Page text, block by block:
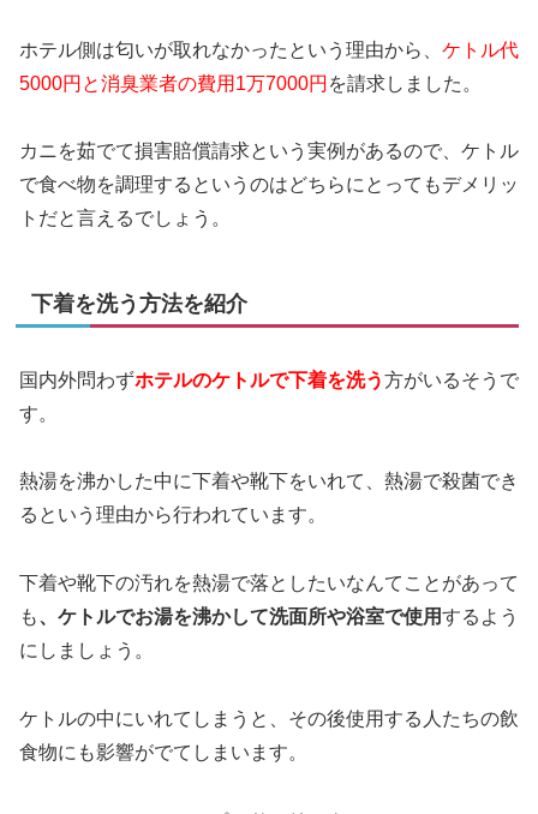
ホテル側は匂いが取れなかったという理由から、 ケトル代
5000円と消臭業者の費用1万7000円 を請求しました。
カニを茹でて損害賠償請求という実例があるので、ケトル
で食べ物を調理するというのはどちらにとってもデメリッ
トだと言えるでしょう。
下着を洗う方法を紹介
国内外問わずホテルのケトルで下着を洗う方がいるそうで
す。
熱湯を沸かした中に下着や靴下をいれて、熱湯で殺菌でき
るという理由から行われています。
下着や靴下の汚れを熱湯で落としたいなんてことがあって
も、ケトルでお湯を沸かして洗面所や浴室で使用するよう
にしましょう。
ケトルの中にいれてしまうと、その後使用する人たちの飲
食物にも影響がでてしまいます。